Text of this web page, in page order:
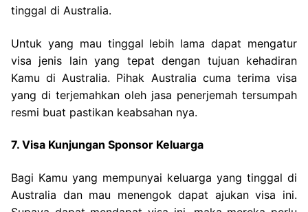
tinggal di Australia.
Untuk yang mau tinggal lebih lama dapat mengatur
visa jenis lain yang tepat dengan tujuan kehadiran
Kamu di Australia. Pihak Australia cuma terima visa
yang di terjemahkan oleh jasa penerjemah tersumpah
resmi buat pastikan keabsahan nya.
7. Visa Kunjungan Sponsor Keluarga
Bagi Kamu yang mempunyai keluarga yang tinggal di
Australia dan mau menengok dapat ajukan visa ini.